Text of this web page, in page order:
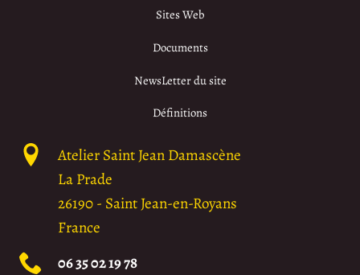
Sites Web
Documents
NewsLetter du site
Définitions
Atelier Saint Jean Damascène
La Prade
26190- Saint Jean-en-Royans
France
06 35 02 19 78